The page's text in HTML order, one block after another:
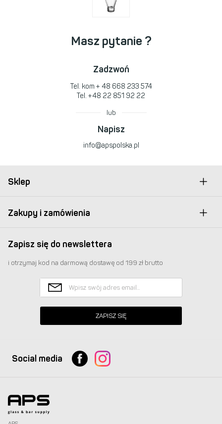
Masz pytanie ?
Zadzwoń
Tel. kom + 48 668 233 574
Tel. +48 22 851 92 22
lub
Napisz
info@apspolska.pl
Sklep
Zakupy i zamówienia
Zapisz się do newslettera
i otrzymaj kod na darmową dostawę od 199 zł brutto
ZAPISZ SIĘ
Social media